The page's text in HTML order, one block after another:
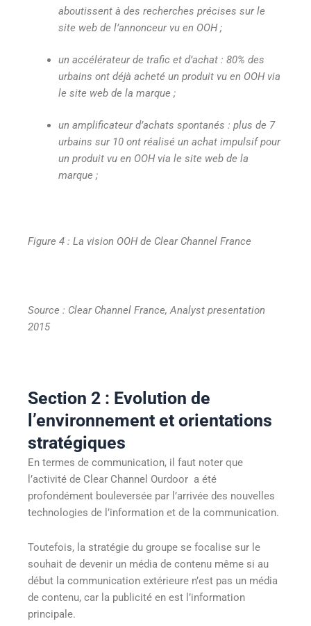
aboutissent à des recherches précises sur le
site web de l’annonceur vu en OOH ;
un accélérateur de trafic et d’achat : 80% des
urbains ont déjà acheté un produit vu en OOH via
le site web de la marque ;
un amplificateur d’achats spontanés : plus de 7
urbains sur 10 ont réalisé un achat impulsif pour
un produit vu en OOH via le site web de la
marque ;
Figure 4 : La vision OOH de Clear Channel France
Source : Clear Channel France, Analyst presentation
2015
Section 2 : Evolution de
l’environnement et orientations
stratégiques
En termes de communication, il faut noter que
l’activité de Clear Channel Ourdoor a été
profondément bouleversée par l’arrivée des nouvelles
technologies de l’information et de la communication.
Toutefois, la stratégie du groupe se focalise sur le
souhait de devenir un média de contenu même si au
début la communication extérieure n’est pas un média
de contenu, car la publicité en est l’information
principale.